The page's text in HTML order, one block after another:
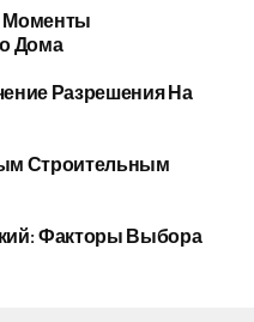
Моменты
Дома
Разрешения На
Строительным
Факторы Выбора